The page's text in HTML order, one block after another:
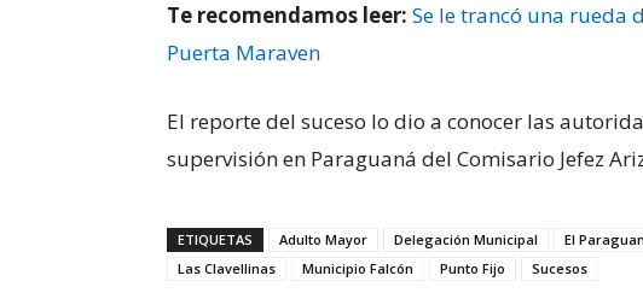
Te recomendamos leer: Se le trancó una rueda
Puerta Maraven
El reporte del suceso lo dio a conocer las
supervisión en Paraguaná del Comisario Jefez
ETIQUETAS Adulto Mayor Delegación Municipal El
Las Clavellinas
Municipio Falcón Punto Fijo Sucesos